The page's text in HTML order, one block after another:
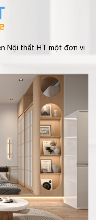
Nội thất HT một đơn vị